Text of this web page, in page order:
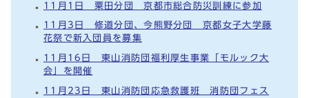
11月1日 粟田分団 京都市総合防災訓練に参加
11月3日 修道分団、今熊野分団 京都女子大学藤
花祭で新入団員を募集
11月16日 東山消防団福利厚生事業「モルック大
会」を開催
11月23日 東山消防団応急救護班 消防団フェス